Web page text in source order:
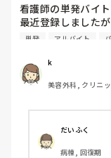
看護師の単発バイ
最近登録しました
けです。
ような雰囲気なの
単発 アルバイト
k
美容外科, クリニ
だいふく
病棟, 回復期